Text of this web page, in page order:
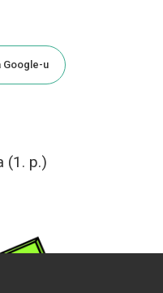
Google-u
(1. р.)